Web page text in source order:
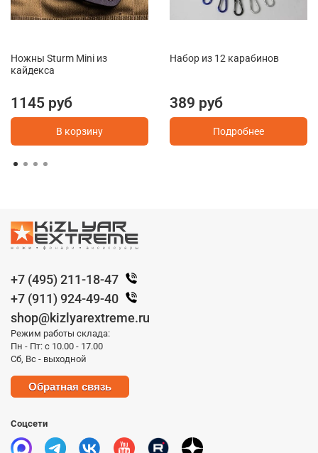
Ножны Sturm Mini из
кайдекса
1145 руб
В корзину
Набор из 12 карабинов
389 руб
Подробнее
+7 (495) 211-18-47
+7 (911) 924-49-40
shop@kizlyarextreme.ru
Режим работы склада:
Пн - Пт: с 10.00 - 17.00
Сб, Вс - выходной
Обратная связь
Соцсети